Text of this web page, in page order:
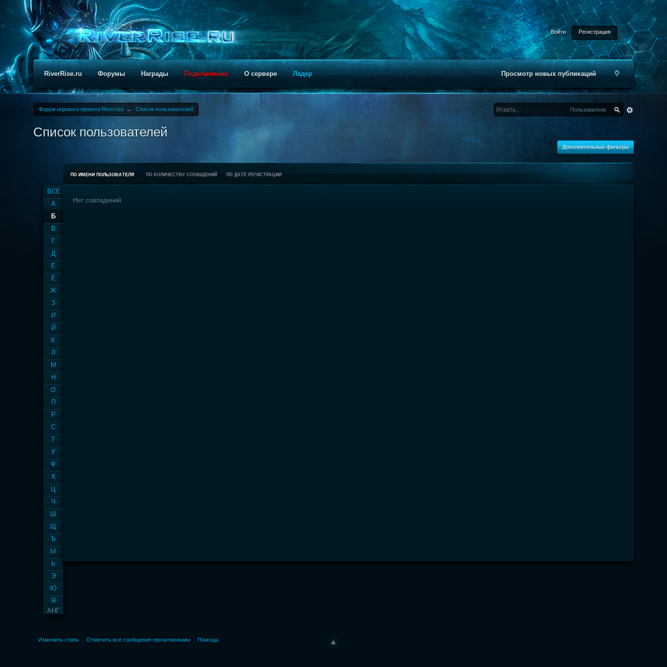
Войти Регистрация
Просмотр новых публикаций
RiverRise.ru Форумы Награды Подключение О сервере Ладер
Форум игрового проекта Riverrise → Список пользователей Пользователи
Список пользователей
Дополнительные фильтры
ВСЕ
А
Б
В
Г
Д
Е
Ё
Ж
З
И
Й
К
Л
М
Н
О
П
Р
С
Т
У
Ф
Х
Ц
Ч
Ш
Щ
Ъ
Ы
Ь
Э
Ю
Я
АНГ
ПО ИМЕНИ ПОЛЬЗОВАТЕЛЯ ПО КОЛИЧЕСТВУ СООБЩЕНИЙ ПО ДАТЕ РЕГИСТРАЦИИ
Нет совпадений
Изменить стиль Отметить все сообщения прочитанными Помощь